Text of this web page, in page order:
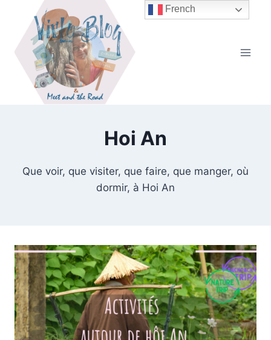
contenu
Hoi An
Que voir, que visiter, que faire, que manger, où
dormir, à Hoi An
French